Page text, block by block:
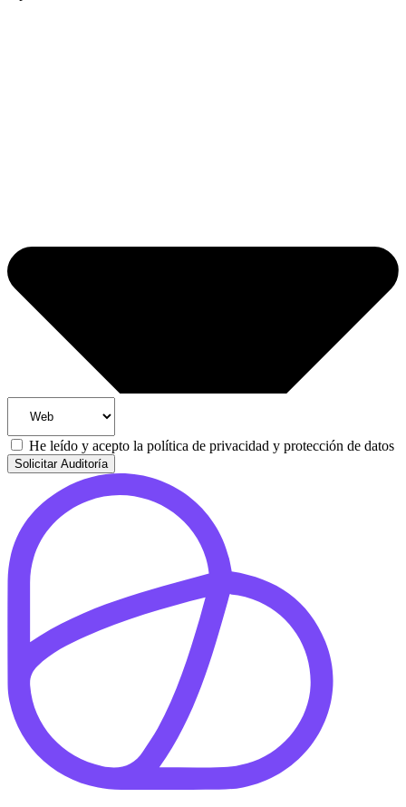
He leído y acepto la política de privacidad y protección de datos
Solicitar Auditoría